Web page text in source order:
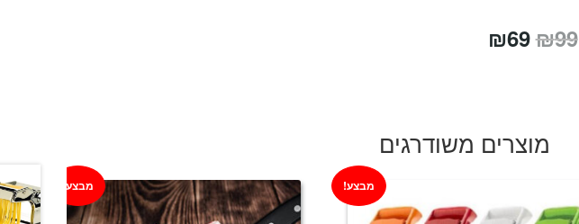
₪99
המחיר
₪99.
₪69
₪69.
מוצרים משודרגים
מבצע! מבצע!